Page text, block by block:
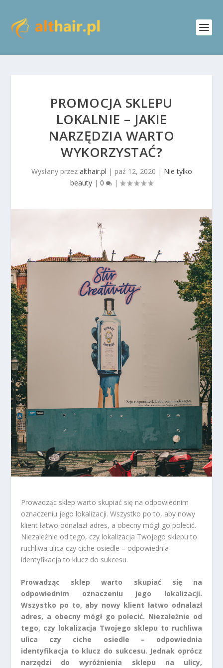
PROMOCJA SKLEPU
LOKALNIE – JAKIE
NARZĘDZIA WARTO
WYKORZYSTAĆ?
Wysłany przez althair.pl | paź 12, 2020 | Nie tylko
beauty | 0 |
Prowadząc sklep warto skupiać się na odpowiednim
oznaczeniu jego lokalizacji. Wszystko po to, aby nowy
klient łatwo odnalazł adres, a obecny mógł go polecić.
Niezależnie od tego, czy lokalizacja Twojego sklepu to
ruchliwa ulica czy ciche osiedle – odpowiednia
identyfikacja to klucz do sukcesu.
Prowadząc sklep warto skupiać się na
odpowiednim oznaczeniu jego lokalizacji.
Wszystko po to, aby nowy klient łatwo odnalazł
adres, a obecny mógł go polecić. Niezależnie od
tego, czy lokalizacja Twojego sklepu to ruchliwa
ulica czy ciche osiedle – odpowiednia
identyfikacja to klucz do sukcesu. Jednak oprócz
narzędzi do wyróżnienia sklepu na ulicy,